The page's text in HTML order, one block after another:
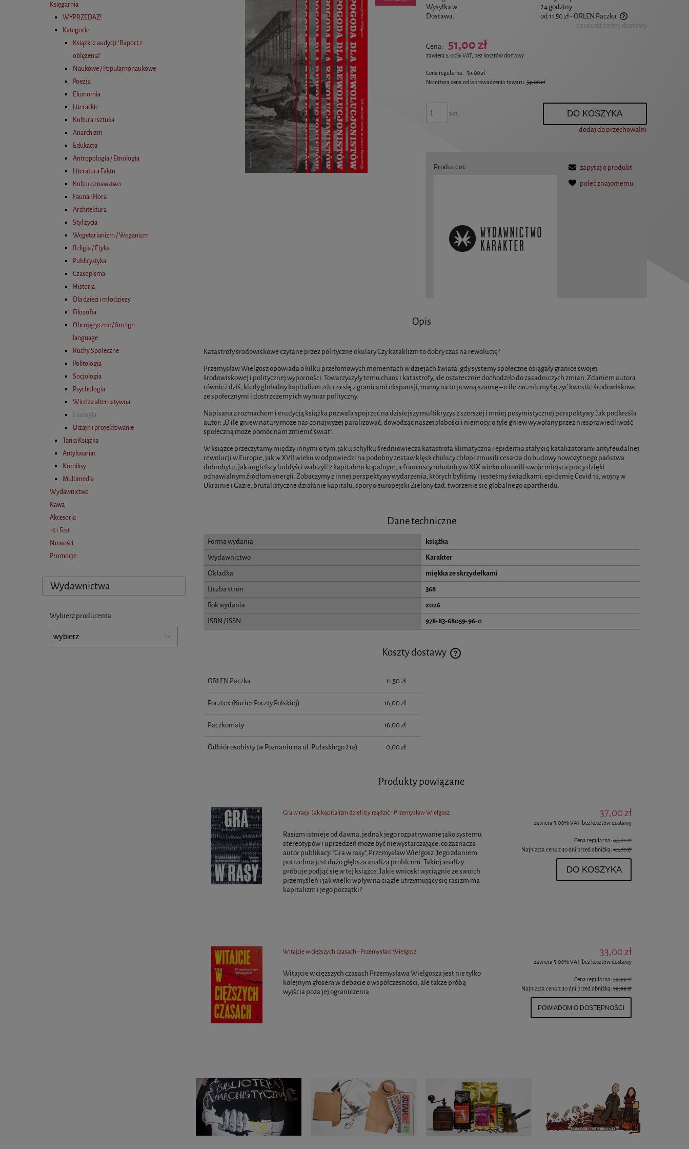
Księgarnia
WYPRZEDAŻ!
Kategorie
Książki z audycji "Raport z
oblężenia"
Naukowe / Popularnonaukowe
Poezja
Ekonomia
Literackie
Kultura i sztuka
Anarchizm
Edukacja
Antropologia / Etnologia
Literatura Faktu
Kulturoznawstwo
Fauna i Flora
Architektura
Styl życia
Wegetarianizm / Weganizm
Religia / Etyka
Publicystyka
Czasopisma
Historia
Dla dzieci i młodzieży
Filozofia
Obcojęzyczne / foreign
language
Ruchy Społeczne
Politologia
Socjologia
Psychologia
Wiedza alternatywna
Ekologia
Dizajn i projektowanie
Tania Książka
Antykwariat
Komiksy
Multimedia
Wydawnictwo
Kawa
Akcesoria
161 Fest
Nowości
Promocje
Wydawnictwa
Wybierz producenta
Wysyłka w:
24 godziny
Dostawa:
od 11,50 zł- ORLEN Paczka
sprawdź formy dostawy
Cena: 51,00 zł
zawiera 5.00% VAT, bez kosztów dostawy
Cena regularna: 59,00 zł
Najniższa cena od wprowadzenia towaru:59,00 zł
szt. DO KOSZYKA
dodaj do przechowalni
Producent:
zapytaj o produkt
poleć znajomemu
Opis
Katastrofy środowiskowe czytane przez polityczne okulary Czy kataklizm to dobry czas na rewolucję?
Przemysław Wielgosz opowiada o kilku przełomowych momentach w dziejach świata, gdy systemy społeczne osiągały granice swojej
środowiskowej i politycznej wyporności. Towarzyszyły temu chaos i katastrofy, ale ostatecznie dochodziło do zasadniczych zmian. Zdaniem autora
również dziś, kiedy globalny kapitalizm zderza się z granicami ekspansji, mamy na to pewną szansę – o ile zaczniemy łączyć kwestie środowiskowe
ze społecznymi i dostrzeżemy ich wymiar polityczny.
Napisana z rozmachem i erudycją książka pozwala spojrzeć na dzisiejszy multikryzys z szerszej i mniej pesymistycznej perspektywy. Jak podkreśla
autor: „O ile gniew natury może nas co najwyżej paraliżować, dowodząc naszej słabości i niemocy, o tyle gniew wywołany przez niesprawiedliwość
społeczną może pomóc nam zmienić świat”.
W książce przeczytamy między innymi o tym, jak u schyłku średniowiecza katastrofa klimatyczna i epidemia stały się katalizatorami antyfeudalnej
rewolucji w Europie, jak w XVII wieku w odpowiedzi na podobny zestaw klęsk chińscy chłopi zmusili cesarza do budowy nowożytnego państwa
dobrobytu, jak angielscy luddyści walczyli z kapitałem kopalnym, a francuscy robotnicy w XIX wieku obronili swoje miejsca pracy dzięki
odnawialnym źródłom energii. Zobaczymy z innej perspektywy wydarzenia, których byliśmy i jesteśmy świadkami: epidemię Covid 19, wojny w
Ukrainie i Gazie, brutalistyczne działanie kapitału, spory o europejski Zielony Ład, tworzenie się globalnego apartheidu.
Dane techniczne
Forma wydania
książka
Wydawnictwo
Karakter
Okładka
miękka ze skrzydełkami
Liczba stron
368
Rok wydania
2026
ISBN / ISSN
978-83-68059-96-0
Koszty dostawy
ORLEN Paczka 11,50 zł
Pocztex (Kurier Poczty Polskiej) 16,00 zł
Paczkomaty 16,00 zł
Odbiór osobisty(w Poznaniu na ul. Pułaskiego 21a) 0,00 zł
Produkty powiązane
Gra w rasy. Jak kapitalizm dzieli by rządzić - Przemysław Wielgosz
Rasizm istnieje od dawna, jednak jego rozpatrywanie jako systemu
stereotypów i uprzedzeń może być niewystarczające, co zaznacza
autor publikacji "Gra w rasy", Przemysław Wielgosz. Jego zdaniem
potrzebna jest dużo głębsza analiza problemu. Takiej analizy
próbuje podjąć się w tej książce. Jakie wnioski wyciągnie ze swoich
przemyśleń i jak wielki wpływ na ciągle utrzymujący się rasizm ma
kapitalizm i jego początki?
37,00 zł
zawiera 5.00% VAT, bez kosztów dostawy
Cena regularna: 45,00 zł
Najniższa cena z 30 dni przed obniżką: 45,00 zł
DO KOSZYKA
Witajcie w cięższych czasach - Przemysław Wielgosz
Witajcie w cięższych czasach Przemysława Wielgosza jest nie tylko
kolejnym głosem w debacie o współczesności, ale także próbą
wyjścia poza jej ograniczenia.
33,00 zł
zawiera 5.00% VAT, bez kosztów dostawy
Cena regularna: 39,99 zł
Najniższa cena z 30 dni przed obniżką: 39,99 zł
POWIADOM O DOSTĘPNOŚCI